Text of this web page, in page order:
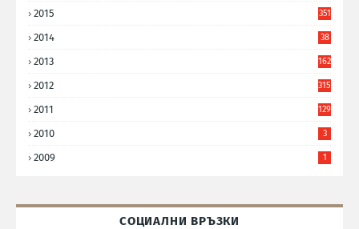
2015 351
2014
38
2013 162
2012 315
2011 129
2010 3
2009 1
СОЦИАЛНИ ВРЪЗКИ